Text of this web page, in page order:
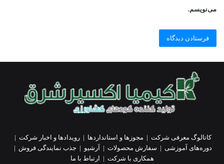
می‌نویسم.
کاتالوگ معرفی شرکت | مجوزها و استانداردها |رویدادها و اخبار شرکت |
دوره‌های آموزشی | سفارش محصولات | آرشیو | جذب نمایندگی فروش |
همکاری با شرکت | ارتباط با ما